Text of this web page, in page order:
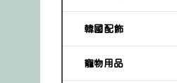
韓國配飾
寵物用品